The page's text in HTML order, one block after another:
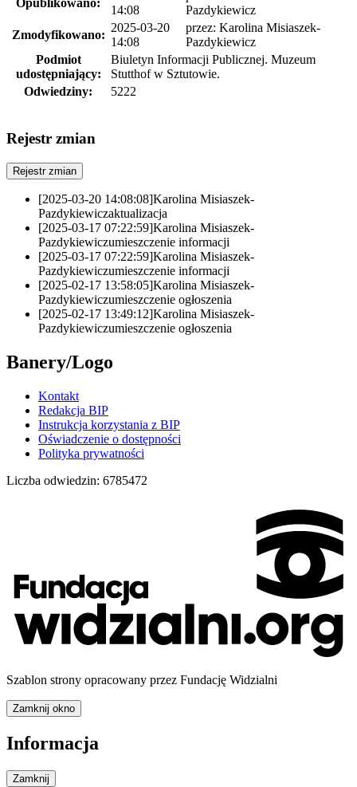
14:08
Pazdykiewicz
Zmodyfikowano:
2025-03-20
14:08
przez: Karolina Misiaszek-
Pazdykiewicz
Podmiot
udostępniający:
Biuletyn Informacji Publicznej. Muzeum
Stutthof w Sztutowie.
Odwiedziny:
5222
Rejestr zmian
Rejestr zmian
[2025-03-20 14:08:08]Karolina Misiaszek-
Pazdykiewiczaktualizacja
[2025-03-17 07:22:59]Karolina Misiaszek-
Pazdykiewiczumieszczenie informacji
[2025-03-17 07:22:59]Karolina Misiaszek-
Pazdykiewiczumieszczenie informacji
[2025-02-17 13:58:05]Karolina Misiaszek-
Pazdykiewiczumieszczenie ogłoszenia
[2025-02-17 13:49:12]Karolina Misiaszek-
Pazdykiewiczumieszczenie ogłoszenia
Banery/Logo
Kontakt
Redakcja BIP
Instrukcja korzystania z BIP
Oświadczenie o dostępności
Polityka prywatności
Liczba odwiedzin: 6785472
Szablon strony opracowany przez Fundację Widzialni
Zamknij okno
Informacja
Zamknij